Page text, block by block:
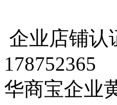
企业店铺认
178752365
华商宝企业